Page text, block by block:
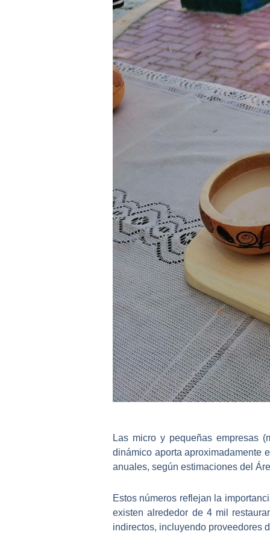
Las micro y pequeñas empresas
dinámico aporta aproximadamente
anuales, según estimaciones del
Estos números reflejan la
existen alrededor de 4 mil
indirectos, incluyendo proveedores